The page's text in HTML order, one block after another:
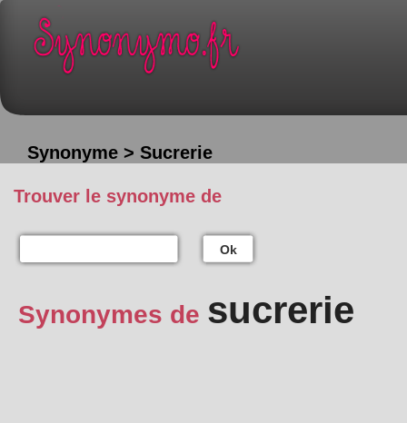
Synonyme > Sucrerie
Trouver le synonyme de
Ok
Synonymes de sucrerie